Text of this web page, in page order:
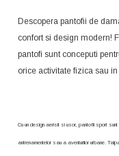
Descopera pantofii de
confort si design modern!
pantofi sunt conceputi
orice activitate fizica sau
Cu un design aerisit si usor, pantofii sport sunt
antrenamentelor sau a aventurilor urbane.